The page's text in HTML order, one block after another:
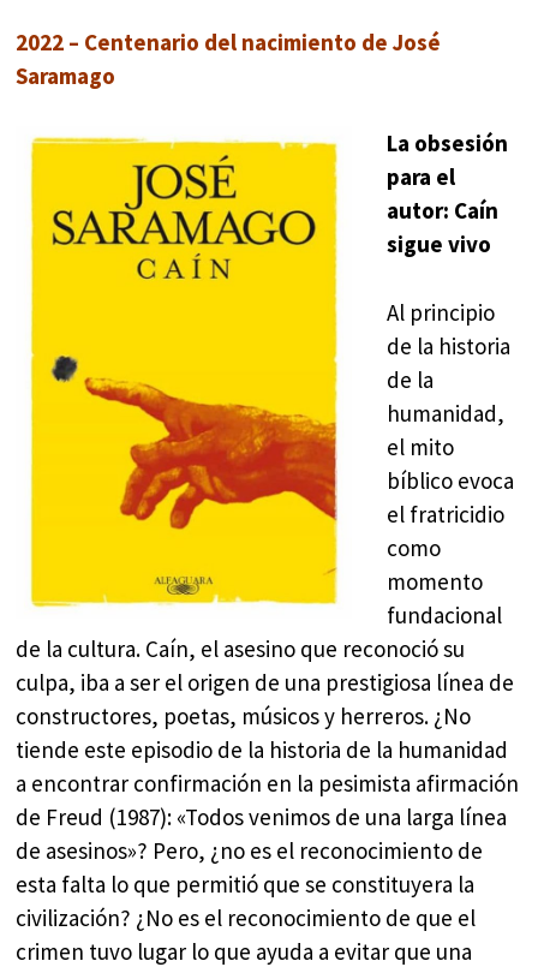
2022 – Centenario del nacimiento de José
Saramago
La obsesión
para el
autor: Caín
sigue vivo
Al principio
de la historia
de la
humanidad,
el mito
bíblico evoca
el fratricidio
como
momento
fundacional
de la cultura. Caín, el asesino que reconoció su
culpa, iba a ser el origen de una prestigiosa línea de
constructores, poetas, músicos y herreros. ¿No
tiende este episodio de la historia de la humanidad
a encontrar confirmación en la pesimista afirmación
de Freud (1987): «Todos venimos de una larga línea
de asesinos»? Pero, ¿no es el reconocimiento de
esta falta lo que permitió que se constituyera la
civilización? ¿No es el reconocimiento de que el
crimen tuvo lugar lo que ayuda a evitar que una